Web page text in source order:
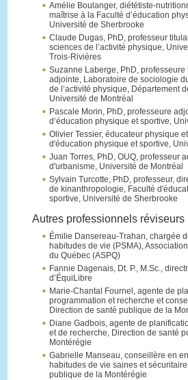
Amélie Boulanger, diététiste-
maîtrise à la Faculté d’éducation
Université de Sherbrooke
Claude Dugas, PhD, professeur
sciences de l’activité physique,
Trois-Rivières
Suzanne Laberge, PhD, professeure
adjointe, Laboratoire de sociologie
de l’activité physique, Département
Université de Montréal
Pascale Morin, PhD, professeure
d’éducation physique et sportive,
Olivier Tessier, éducateur physique
d'éducation physique et sportive,
Juan Torres, PhD, OUQ, professeur
d'urbanisme, Université de Montréal
Sylvain Turcotte, PhD, professeur,
de kinanthropologie, Faculté
sportive, Université de Sherbrooke
Autres professionnels réviseurs
Émilie Dansereau-Trahan, chargée
habitudes de vie (PSMA),
du Québec (ASPQ)
Fannie Dagenais, Dt. P., M.Sc.,
d’ÉquiLibre
Marie-Chantal Fournel, agente de
programmation et recherche et
Direction de santé publique de la
Diane Gadbois, agente de
et de recherche, Direction de santé
Montérégie
Gabrielle Manseau, conseillère en
habitudes de vie saines et
publique de la Montérégie